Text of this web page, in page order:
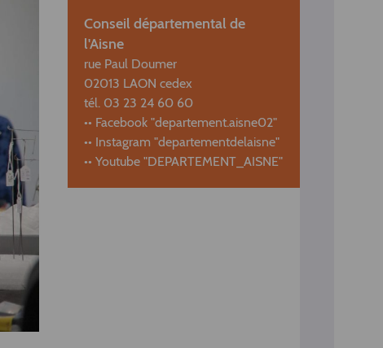
Conseil départemental de
l'Aisne
rue Paul Doumer
02013 LAON cedex
tél. 03 23 24 60 60
•• Facebook "departement.aisne02"
•• Instagram "departementdelaisne"
•• Youtube "DEPARTEMENT_AISNE"